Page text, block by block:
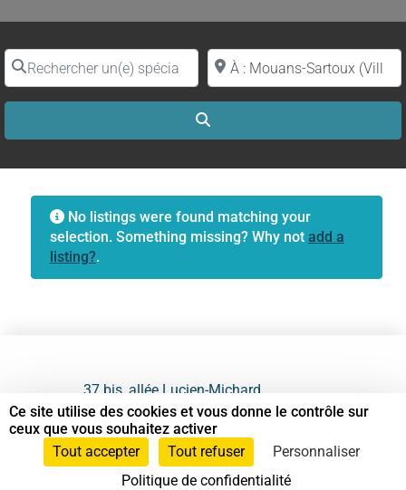
Rechercher un(e) spécialiste par nomProche de (ville ou région)
No listings were found matching your
selection. Something missing? Why not add a
listing?.
37 bis, allée Lucien-Michard
93190 Livry-Gargan
06 61 87 28 09
Ce site utilise des cookies et vous donne le contrôle sur
ceux que vous souhaitez activer
Tout accepter
Tout refuser
Personnaliser
Politique de confidentialité